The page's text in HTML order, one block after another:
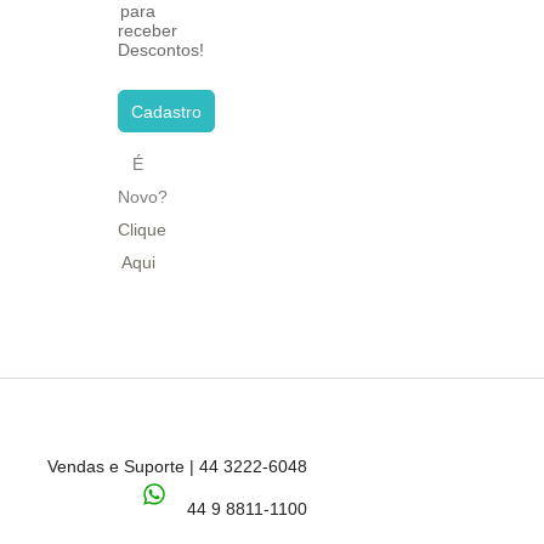
para
receber
Descontos!
Cadastro
É
Novo?
Clique
Aqui
Vendas e Suporte | 44 3222-6048
44 9 8811-1100